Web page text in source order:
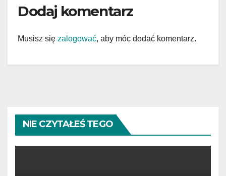
Dodaj komentarz
Musisz się zalogować, aby móc dodać komentarz.
NIE CZYTAŁEŚ TEGO